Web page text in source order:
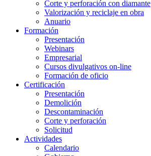
Corte y perforación con diamante
Valorización y reciclaje en obra
Anuario
Formación
Presentación
Webinars
Empresarial
Cursos divulgativos on-line
Formación de oficio
Certificación
Presentación
Demolición
Descontaminación
Corte y perforación
Solicitud
Actividades
Calendario